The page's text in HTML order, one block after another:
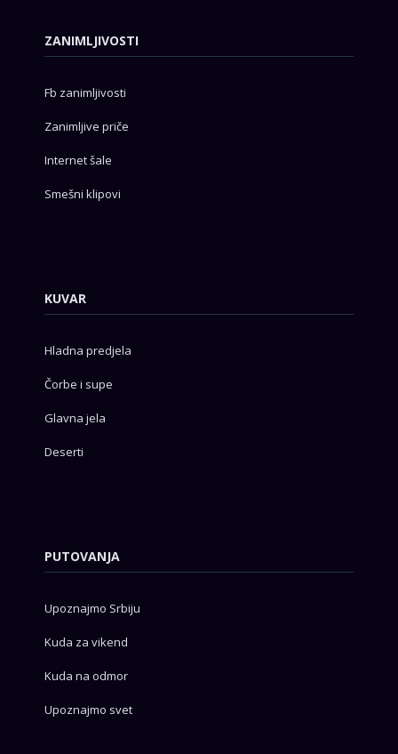
ZANIMLJIVOSTI
Fb zanimljivosti
Zanimljive priče
Internet šale
Smešni klipovi
KUVAR
Hladna predjela
Čorbe i supe
Glavna jela
Deserti
PUTOVANJA
Upoznajmo Srbiju
Kuda za vikend
Kuda na odmor
Upoznajmo svet